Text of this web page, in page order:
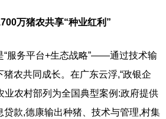
万猪农共享“种业红利”
务平台+生态战略”——通过技术输
农共同成长。在广东云浮,“政银企
业农村部列为全国典型案例:政府提供
贷款,德康输出种猪、技术与管理,村集